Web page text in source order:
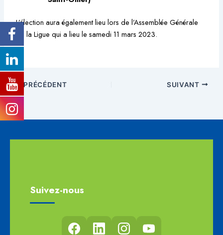
L’élection aura également lieu lors de l’Assemblée Générale
de la Ligue qui a lieu le samedi 11 mars 2023.
PRÉCÉDENT SUIVANT
Suivez-nous